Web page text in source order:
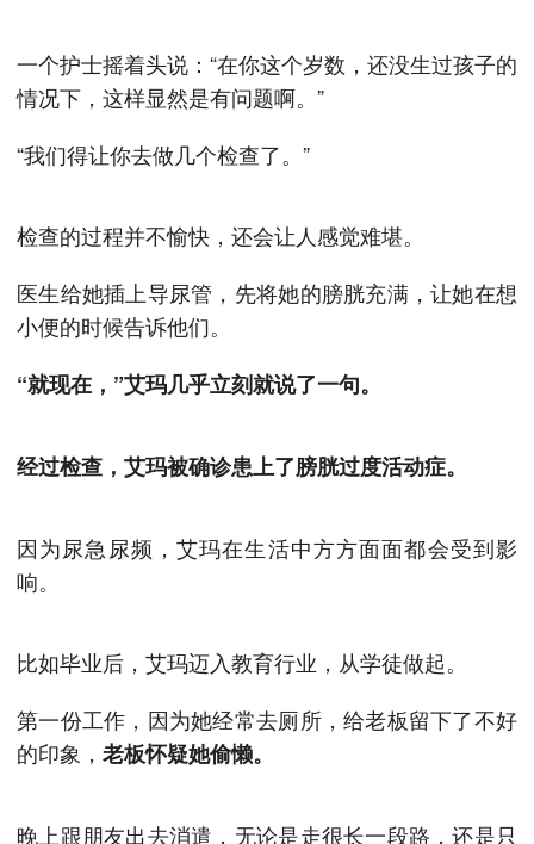
一个护士摇着头说：“在你这个岁数，还没生过孩子的
情况下，这样显然是有问题啊。”
“我们得让你去做几个检查了。”
检查的过程并不愉快，还会让人感觉难堪。
医生给她插上导尿管，先将她的膀胱充满，让她在想
小便的时候告诉他们。
“就现在，”艾玛几乎立刻就说了一句。
经过检查，艾玛被确诊患上了膀胱过度活动症。
因为尿急尿频，艾玛在生活中方方面面都会受到影
响。
比如毕业后，艾玛迈入教育行业，从学徒做起。
第一份工作，因为她经常去厕所，给老板留下了不好
的印象， 老板怀疑她偷懒。
晚上跟朋友出去消遣，无论是走很长一段路，还是只